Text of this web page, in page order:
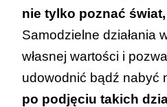
nie tylko poznać
Samodzielne działania
własnej wartości i
udowodnić bądź nabyć
po podjęciu takich